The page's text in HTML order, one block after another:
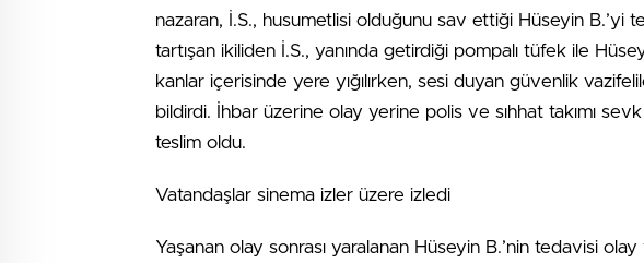
nazaran, İ.S., husumetlisi olduğunu sav ettiği Hüseyin B.’yi
tartışan ikiliden İ.S., yanında getirdiği pompalı tüfek ile
kanlar içerisinde yere yığılırken, sesi duyan güvenlik
bildirdi. İhbar üzerine olay yerine polis ve sıhhat takımı sevk
teslim oldu.
Vatandaşlar sinema izler üzere izledi
Yaşanan olay sonrası yaralanan Hüseyin B.’nin tedavisi